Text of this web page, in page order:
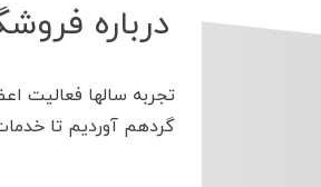
درباره
تجربه سالها فعالیت
گردهم آوردیم تا